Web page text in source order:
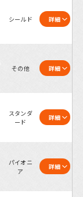
シールド 詳細
その他 詳細
スタンダ
ード
詳細
パイオニ
ア
詳細